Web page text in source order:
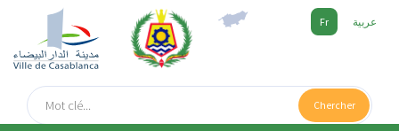
Fr عربية
Chercher